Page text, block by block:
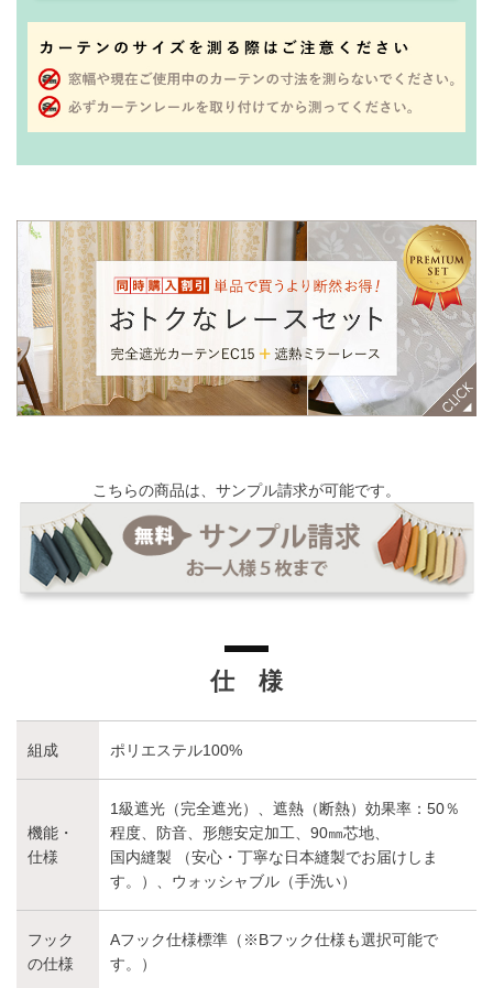
こちらの商品は、サンプル請求が可能です。
仕 様
組成 ポリエステル100%
機能・
仕様
1級遮光（完全遮光）、遮熱（断熱）効果率：50％
程度、防音、形態安定加工、90㎜芯地、
国内縫製 （安心・丁寧な日本縫製でお届けしま
す。）、ウォッシャブル（手洗い）
フック
の仕様
Aフック仕様標準（※Bフック仕様も選択可能で
す。）